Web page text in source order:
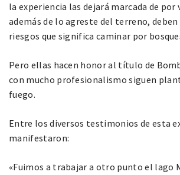
la experiencia las dejará marcada de por
además de lo agreste del terreno,
riesgos que significa caminar por
Pero ellas hacen honor al título de
con mucho profesionalismo siguen
fuego.
Entre los diversos testimonios de esta
manifestaron:
«Fuimos a trabajar a otro punto el lago